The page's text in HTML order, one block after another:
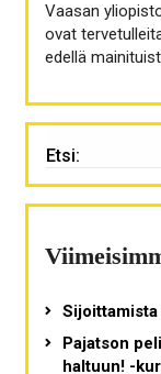
Vaasan
ovat
edellä
Sijoittamista
Pajatson
haltuun! -